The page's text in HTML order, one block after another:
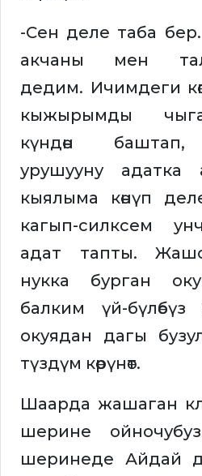
-Сен деле таба
акчаны мен
дедим. Ичимдеги
кыжырымды
күндөн
урушууну адатка
кыялыма көнүп
кагып-силксем
адат тапты.
нукка бурган
балким үй-бүлөбүз
окуядан дагы
түздүм көрүнөт.
Шаарда жашаган
шерине
шеринеде Айдай